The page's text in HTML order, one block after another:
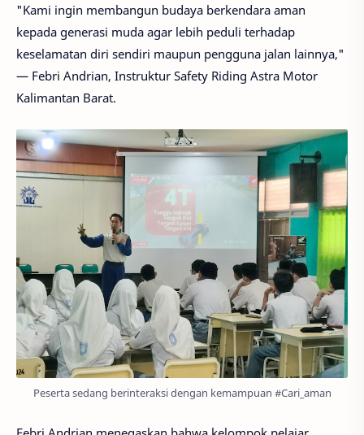
"Kami ingin membangun budaya berkendara aman
kepada generasi muda agar lebih peduli terhadap
keselamatan diri sendiri maupun pengguna jalan lainnya,"
— Febri Andrian, Instruktur Safety Riding Astra Motor
Kalimantan Barat.
Peserta sedang berinteraksi dengan kemampuan #Cari_aman